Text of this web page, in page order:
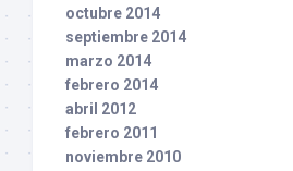
octubre 2014
septiembre 2014
marzo 2014
febrero 2014
abril 2012
febrero 2011
noviembre 2010